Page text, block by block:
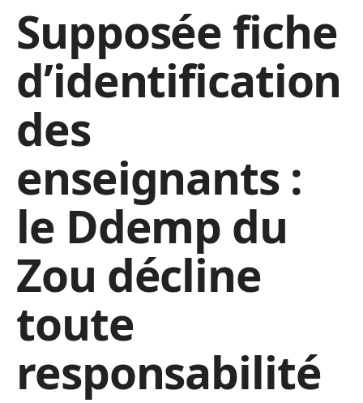
Supposée fiche
d’identification
des
enseignants :
le Ddemp du
Zou décline
toute
responsabilité